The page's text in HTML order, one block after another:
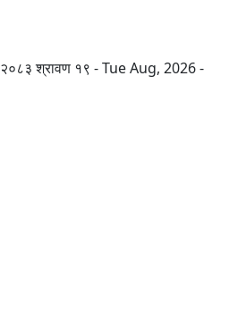
२०८३ श्रावण १९ - Tue Aug, 2026 -